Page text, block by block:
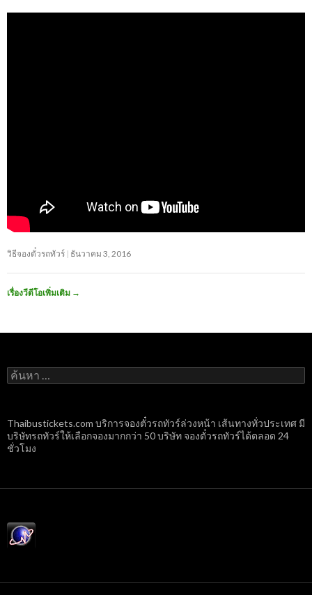
วิธีจองตั๋วรถทัวร์ ธันวาคม 3, 2016
เรื่องวีดีโอเพิ่มเติม →
ค้นหา
สำหรับ:
Thaibustickets.com บริการจองตั๋วรถทัวร์ล่วงหน้า เส้นทางทั่วประเทศ มี
บริษัทรถทัวร์ให้เลือกจองมากกว่า 50 บริษัท จองตั๋วรถทัวร์ได้ตลอด 24
ชั่วโมง